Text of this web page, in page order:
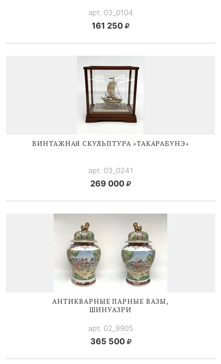
арт. 03_0104
161 250
ВИНТАЖНАЯ СКУЛЬПТУРА «ТАКАРАБУНЭ»
арт. 03_0241
269 000
АНТИКВАРНЫЕ ПАРНЫЕ ВАЗЫ,
ШИНУАЗРИ
арт. 02_9905
365 500